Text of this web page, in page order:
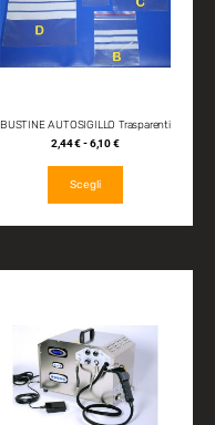
BUSTINE AUTOSIGILLO Trasparenti
2,44€-6,10€
Scegli